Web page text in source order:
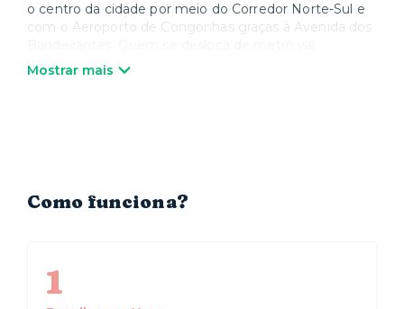
o centro da cidade por meio do Corredor Norte-Sul e
com o Aeroporto de Congonhas graças à Avenida dos
aproveitar as estações Borba Gato, Brooklin e Alto da
típicos, cerveja e apresentações.
Mostrar mais
Como funciona?
1